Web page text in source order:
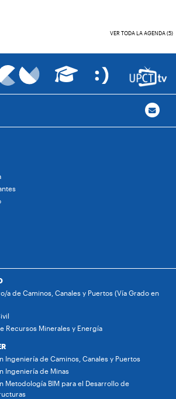
VER TODA LA AGENDA (5)
a de Caminos, Canales y Puertos (Vía Grado en
Recursos Minerales y Energía
Ingeniería de Caminos, Canales y Puertos
Ingeniería de Minas
Metodología BIM para el Desarrollo de